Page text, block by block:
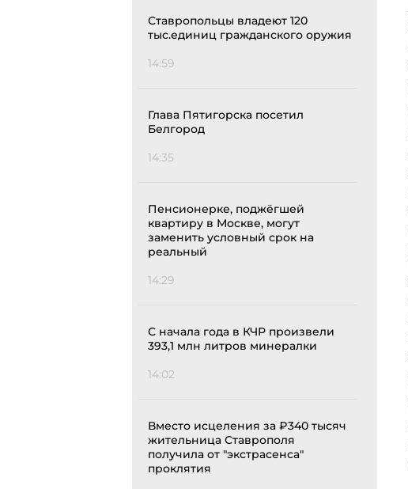
Ставропольцы владеют 120
тыс.единиц гражданского оружия
14:59
Глава Пятигорска посетил
Белгород
14:35
Пенсионерке, поджёгшей
квартиру в Москве, могут
заменить условный срок на
реальный
14:29
С начала года в КЧР произвели
393,1 млн литров минералки
14:02
Вместо исцеления за ₽340 тысяч
жительница Ставрополя
получила от "экстрасенса"
проклятия